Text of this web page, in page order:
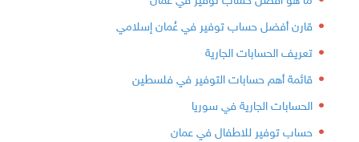
قارن أفضل حساب توفير في عُمان إسلامي
تعريف الحسابات الجارية
قائمة أهم حسابات التوفير في فلسطين
الحسابات الجارية في سوريا
حساب توفير للاطفال في عمان